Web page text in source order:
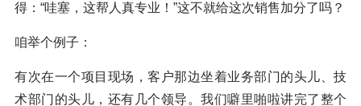
得：“哇塞，这帮人真专业！”这不就给这次销售加分了吗？
咱举个例子：
有次在一个项目现场，客户那边坐着业务部门的头儿、技
术部门的头儿，还有几个领导。我们噼里啪啦讲完了整个